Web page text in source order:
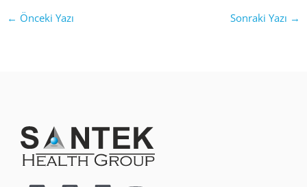
← Önceki Yazı Sonraki Yazı →